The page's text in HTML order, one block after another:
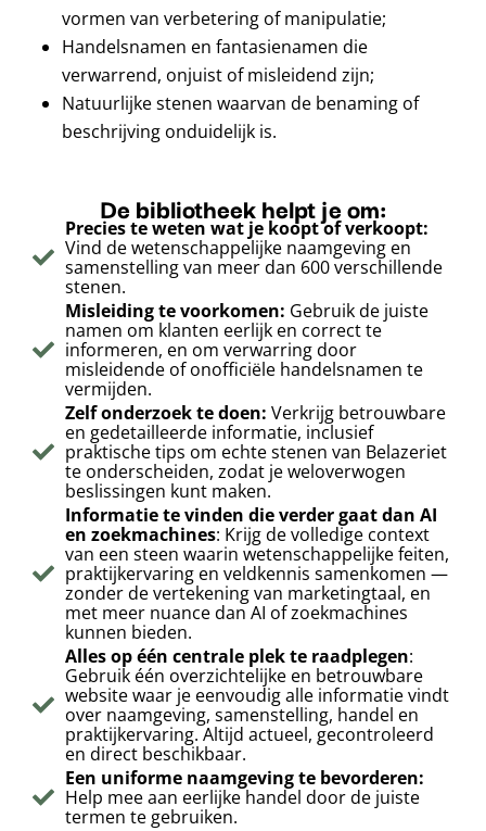
vormen van verbetering of manipulatie;
Handelsnamen en fantasienamen die
verwarrend, onjuist of misleidend zijn;
Natuurlijke stenen waarvan de benaming of
beschrijving onduidelijk is.
De bibliotheek helpt je om:
Precies te weten wat je koopt of verkoopt:
Vind de wetenschappelijke naamgeving en
samenstelling van meer dan 600 verschillende
stenen.
Misleiding te voorkomen: Gebruik de juiste
namen om klanten eerlijk en correct te
informeren, en om verwarring door
misleidende of onofficiële handelsnamen te
vermijden.
Zelf onderzoek te doen: Verkrijg betrouwbare
en gedetailleerde informatie, inclusief
praktische tips om echte stenen van Belazeriet
te onderscheiden, zodat je weloverwogen
beslissingen kunt maken.
Informatie te vinden die verder gaat dan AI
en zoekmachines: Krijg de volledige context
van een steen waarin wetenschappelijke feiten,
praktijkervaring en veldkennis samenkomen —
zonder de vertekening van marketingtaal, en
met meer nuance dan AI of zoekmachines
kunnen bieden.
Alles op één centrale plek te raadplegen:
Gebruik één overzichtelijke en betrouwbare
website waar je eenvoudig alle informatie vindt
over naamgeving, samenstelling, handel en
praktijkervaring. Altijd actueel, gecontroleerd
en direct beschikbaar.
Een uniforme naamgeving te bevorderen:
Help mee aan eerlijke handel door de juiste
termen te gebruiken.